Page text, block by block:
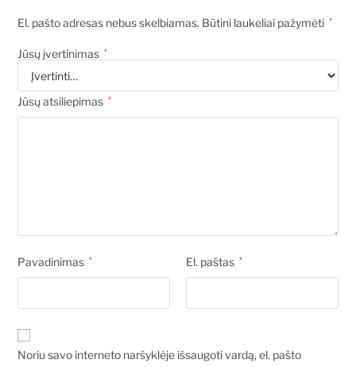
El. pašto adresas nebus skelbiamas. Būtini laukeliai pažymėti *
Jūsų įvertinimas *
Jūsų atsiliepimas *
Pavadinimas * El. paštas *
Noriu savo interneto naršyklėje išsaugoti vardą, el. pašto